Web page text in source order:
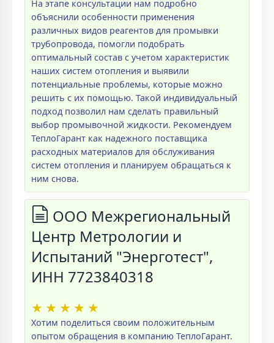
На этапе консультации нам подробно
объяснили особенности применения
различных видов реагентов для промывки
трубопровода, помогли подобрать
оптимальный состав с учетом характеристик
наших систем отопления и выявили
потенциальные проблемы, которые можно
решить с их помощью. Такой индивидуальный
подход позволил нам сделать правильный
выбор промывочной жидкости. Рекомендуем
ТеплоГарант как надежного поставщика
расходных материалов для обслуживания
систем отопления и планируем обращаться к
ним снова.
ООО Межрегиональный
Центр Метрологии и
Испытаний "Энерготест",
ИНН 7723840318
★ ★ ★ ★ ★
Хотим поделиться своим положительным
опытом обращения в компанию ТеплоГарант.